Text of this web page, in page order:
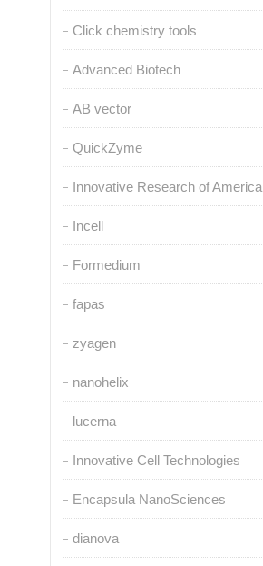
Click chemistry tools
Advanced Biotech
AB vector
QuickZyme
Innovative Research of America
Incell
Formedium
fapas
zyagen
nanohelix
lucerna
Innovative Cell Technologies
Encapsula NanoSciences
dianova